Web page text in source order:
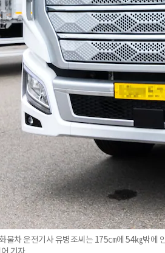
물차 운전기사 유병조씨는 175㎝에 54㎏밖에